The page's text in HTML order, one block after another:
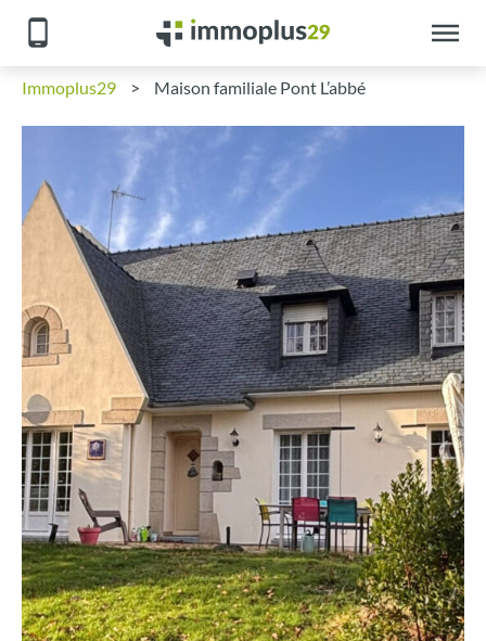
Immoplus29 > Maison familiale Pont L’abbé